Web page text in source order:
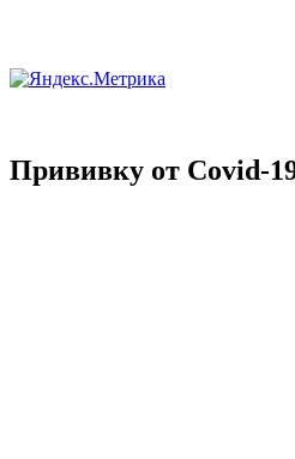
Прививку от Covid-